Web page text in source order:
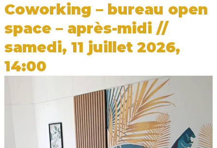
Coworking – bureau open
space – après-midi //
samedi, 11 juillet 2026,
14:00